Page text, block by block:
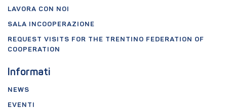
LAVORA CON NOI
SALA INCOOPERAZIONE
REQUEST VISITS FOR THE TRENTINO FEDERATION OF
COOPERATION
Informati
NEWS
EVENTI